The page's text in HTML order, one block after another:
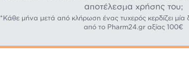
αποτέλεσμα χρήσης του;
*Κάθε μήνα μετά από κλήρωση ένας τυχερός κερδίζει μία
από το Pharm24.gr αξίας 100€